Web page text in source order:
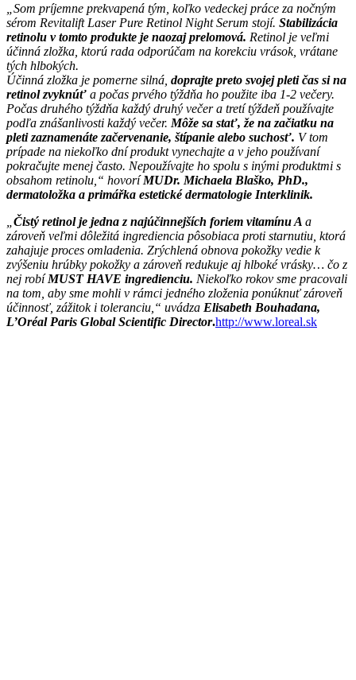
„Som príjemne prekvapená tým, koľko vedeckej práce za nočným
sérom Revitalift Laser Pure Retinol Night Serum stojí. Stabilizácia
retinolu v tomto produkte je naozaj prelomová. Retinol je veľmi
účinná zložka, ktorú rada odporúčam na korekciu vrások, vrátane
tých hlbokých.
Účinná zložka je pomerne silná, doprajte preto svojej pleti čas si na
retinol zvyknúť a počas prvého týždňa ho použite iba 1-2 večery.
Počas druhého týždňa každý druhý večer a tretí týždeň používajte
podľa znášanlivosti každý večer. Môže sa stať, že na začiatku na
pleti zaznamenáte začervenanie, štípanie alebo suchosť. V tom
prípade na niekoľko dní produkt vynechajte a v jeho používaní
pokračujte menej často. Nepoužívajte ho spolu s inými produktmi s
obsahom retinolu,“ hovoríMUDr. Michaela Blaško, PhD.,
dermatoložka a primářka estetické dermatologie Interklinik.
Čistý retinol je jedna z najúčinnejších foriem vitamínu A a
zároveň veľmi dôležitá ingrediencia pôsobiaca proti starnutiu, ktorá
zahajuje proces omladenia. Zrýchlená obnova pokožky vedie k
zvýšeniu hrúbky pokožky a zároveň redukuje aj hlboké vrásky… čo z
nej robíMUST HAVE ingredienciu. Niekoľko rokov sme pracovali
na tom, aby sme mohli v rámci jedného zloženia ponúknuť zároveň
účinnosť, zážitok i toleranciu,“ uvádza Elisabeth Bouhadana,
L’Oréal Paris Global Scientific Director.http://www.loreal.sk